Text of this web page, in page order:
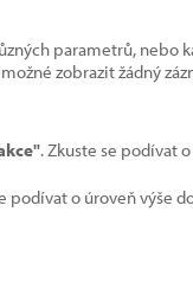
parametrů, nebo
zobrazit žádný
. Zkuste se podívat
podívat o úroveň výše